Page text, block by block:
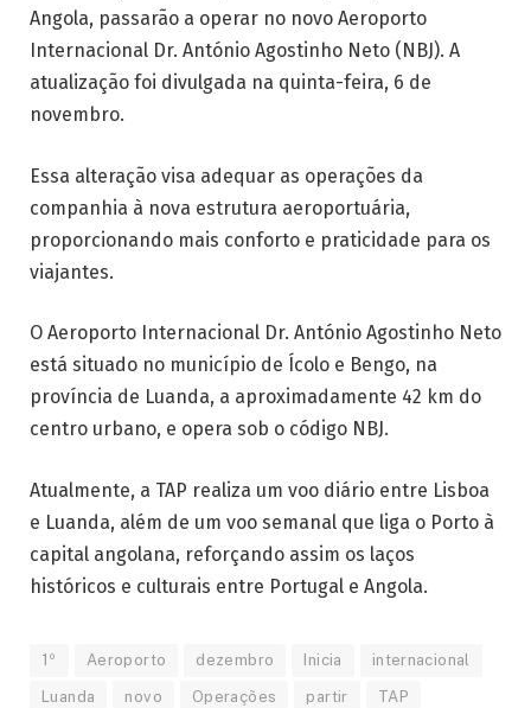
Angola, passarão a operar no novo Aeroporto
Internacional Dr. António Agostinho Neto (NBJ). A
atualização foi divulgada na quinta-feira, 6 de
novembro.
Essa alteração visa adequar as operações da
companhia à nova estrutura aeroportuária,
proporcionando mais conforto e praticidade para os
viajantes.
O Aeroporto Internacional Dr. António Agostinho Neto
está situado no município de Ícolo e Bengo, na
província de Luanda, a aproximadamente 42 km do
centro urbano, e opera sob o código NBJ.
Atualmente, a TAP realiza um voo diário entre Lisboa
e Luanda, além de um voo semanal que liga o Porto à
capital angolana, reforçando assim os laços
históricos e culturais entre Portugal e Angola.
1º Aeroporto dezembro Inicia internacional
Luanda novo Operações partir TAP